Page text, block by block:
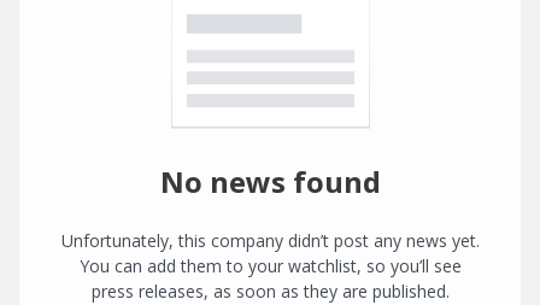
No news found
Unfortunately, this company didn’t post any news yet.
You can add them to your watchlist, so you’ll see
press releases, as soon as they are published.